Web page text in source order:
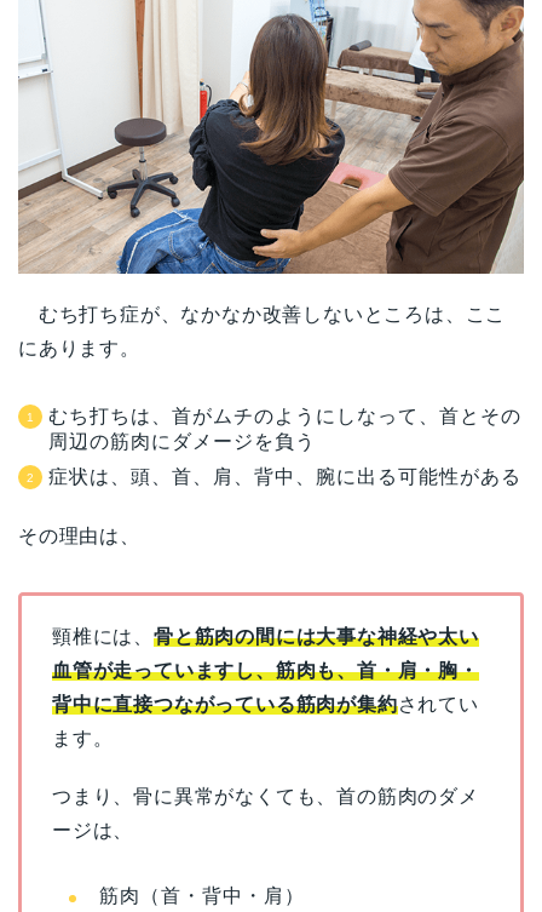
むち打ち症が、なかなか改善しないところは、ここ
にあります。
むち打ちは、首がムチのようにしなって、首とその
周辺の筋肉にダメージを負う
症状は、頭、首、肩、背中、腕に出る可能性がある
その理由は、
頸椎には、 骨と筋肉の間には大事な神経や太い
血管が走っていますし、筋肉も、首・肩・胸・
背中に直接つながっている筋肉が集約されてい
ます。
つまり、骨に異常がなくても、首の筋肉のダメ
ージは、
筋肉（首・背中・肩）